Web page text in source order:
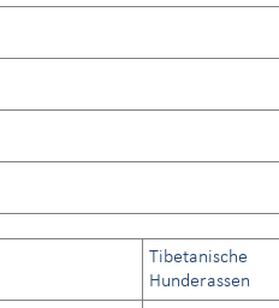
Tibetanische
Hunderassen